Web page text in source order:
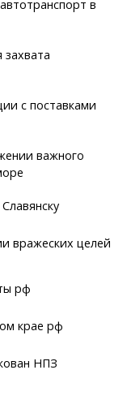
в
с поставками
важного
вражеских целей
рф
крае рф
НПЗ